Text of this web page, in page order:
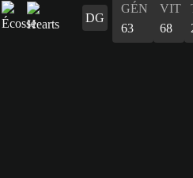
DG
GÉN
63
VIT
68